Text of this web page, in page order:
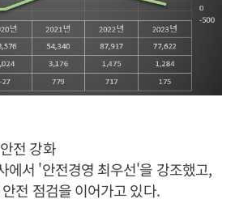
전 강화
에서 '안전경영 최우선'을 강조했고,
전 점검을 이어가고 있다.